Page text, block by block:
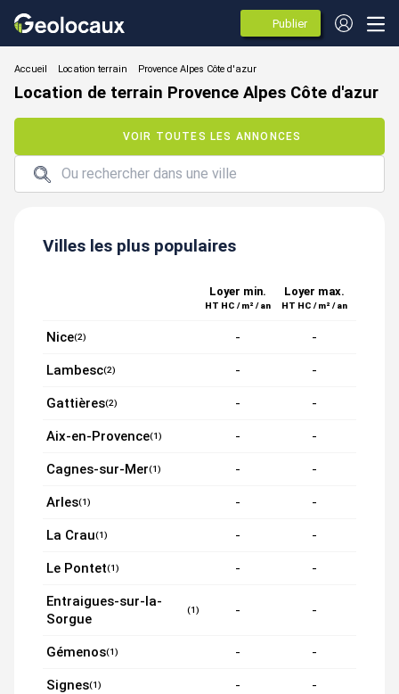
Publier
des
annonces
Location terrain
Location de terrain Provence Alpes Côte d'azur
VOIR TOUTES LES ANNONCES
Villes les plus populaires
Loyer min.
HT HC / m² / an
Loyer max.
HT HC / m² / an
Nice(2) - -
Lambesc(2) - -
Gattières(2) - -
Aix-en-Provence(1) - -
Cagnes-sur-Mer(1) - -
Arles(1) - -
La Crau(1) - -
Le Pontet(1) - -
Entraigues-sur-la-
Sorgue
(1) - -
Gémenos(1) - -
Signes(1) - -